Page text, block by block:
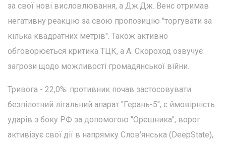
за свої нові висловлювання, а Дж.Дж. Венс отримав
негативну реакцію за свою пропозицію "торгувати за
кілька квадратних метрів". Також активно
обговорюється критика ТЦК, а А. Скороход озвучує
загрози щодо можливості громадянської війни.
Тривога - 22,0%: противник почав застосовувати
безпілотний літальний апарат "Герань-5"; є ймовірність
ударів з боку РФ за допомогою "Орєшника"; ворог
активізує свої дії в напрямку Слов'янська (DeepState),